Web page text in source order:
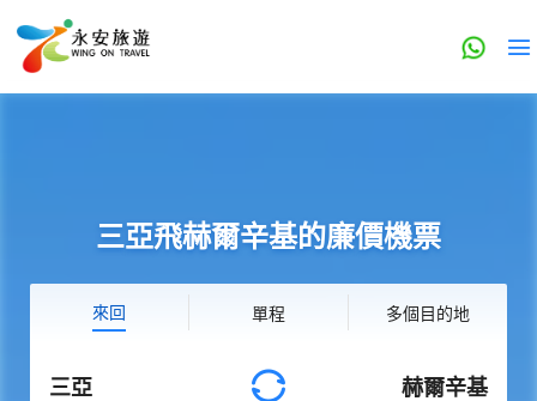
三亞飛赫爾辛基的廉價機票
來回 單程 多個目的地
三亞 赫爾辛基